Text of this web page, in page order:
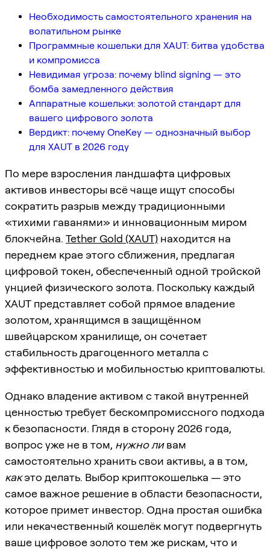
Необходимость самостоятельного хранения на
волатильном рынке
Программные кошельки для XAUT: битва удобства
и компромисса
Невидимая угроза: почему blind signing — это
бомба замедленного действия
Аппаратные кошельки: золотой стандарт для
вашего цифрового золота
Вердикт: почему OneKey — однозначный выбор
для XAUT в 2026 году
По мере взросления ландшафта цифровых
активов инвесторы всё чаще ищут способы
сократить разрыв между традиционными
«тихими гаванями» и инновационным миром
блокчейна. Tether Gold (XAUT) находится на
переднем крае этого сближения, предлагая
цифровой токен, обеспеченный одной тройской
унцией физического золота. Поскольку каждый
XAUT представляет собой прямое владение
золотом, хранящимся в защищённом
швейцарском хранилище, он сочетает
стабильность драгоценного металла с
эффективностью и мобильностью криптовалюты.
Однако владение активом с такой внутренней
ценностью требует бескомпромиссного подхода
к безопасности. Глядя в сторону 2026 года,
вопрос уже не в том, нужно ливам
самостоятельно хранить свои активы, а в том,
какэто делать. Выбор криптокошелька — это
самое важное решение в области безопасности,
которое примет инвестор. Одна простая ошибка
или некачественный кошелёк могут подвергнуть
ваше цифровое золото тем же рискам, что и